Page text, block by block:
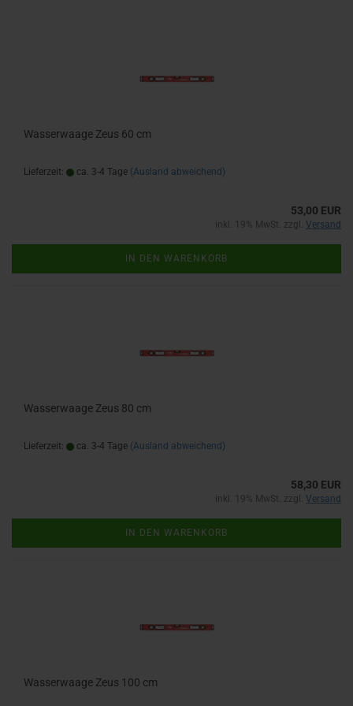
Wasserwaage Zeus 60 cm
Lieferzeit: ca. 3-4 Tage (Ausland abweichend)
53,00 EUR
inkl. 19% MwSt. zzgl. Versand
IN DEN WARENKORB
Wasserwaage Zeus 80 cm
Lieferzeit: ca. 3-4 Tage (Ausland abweichend)
58,30 EUR
inkl. 19% MwSt. zzgl. Versand
IN DEN WARENKORB
Wasserwaage Zeus 100 cm